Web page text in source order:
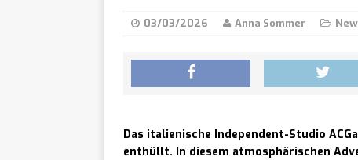
Works-Team mit 8
September für
startet am 10.
03/03/2026 Anna Sommer
Das italienische Independent-Studio
enthüllt. In diesem atmosphärischen